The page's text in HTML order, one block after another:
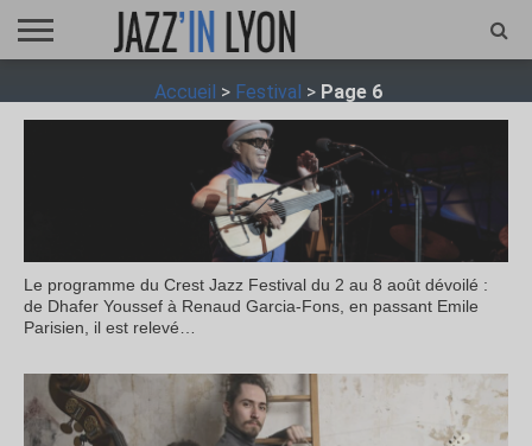
FESTIVAL
VIDÉO
JAZZ
JAZZFOCUS
JAZZAGENDA
JAZZSHOP
ENTRETIEN
OPUS Accueil > Festival > Page 6
Le programme du Crest Jazz Festival du 2 au 8 août dévoilé :
de Dhafer Youssef à Renaud Garcia-Fons, en passant Emile
Parisien, il est relevé…